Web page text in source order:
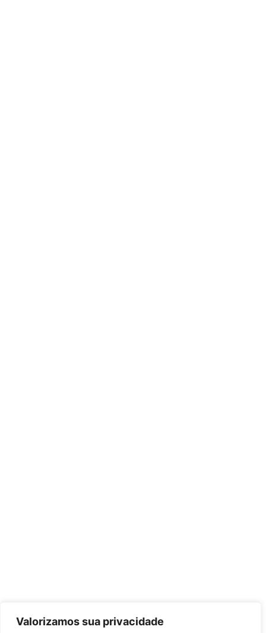
Valorizamos sua privacidade